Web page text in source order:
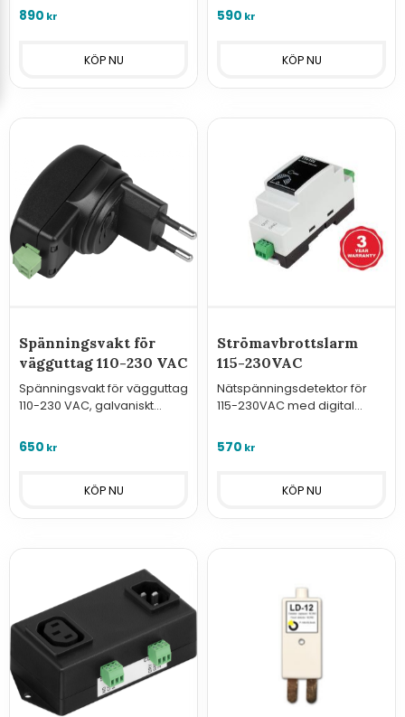
orer/vakter i serien Hxx3x
890 kr
eller GSM-styrningar.
590 kr
Spänningsvakt för
vägguttag 110-230 VAC
Spänningsvakt för vägguttag
110-230 VAC, galvaniskt
650 kr
Strömavbrottslarm
115-230VAC
Nätspänningsdetektor för
115-230VAC med digital
Teracoms fjärrstyrningar.
570 kr